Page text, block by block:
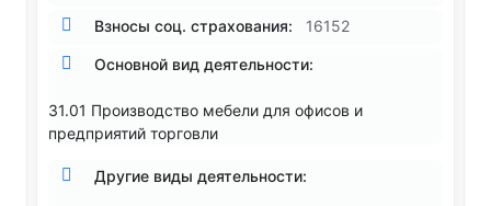
Взносы соц. страхования: 16152
Основной вид деятельности:
31.01 Производство мебели для офисов и
предприятий торговли
Другие виды деятельности: